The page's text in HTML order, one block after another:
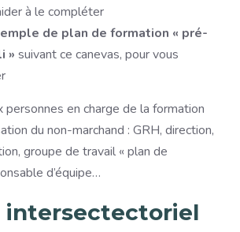
à le compléter
de plan de formation « pré-
» suivant ce canevas, pour vous
personnes en charge de la formation
du non-marchand : GRH, direction,
groupe de travail « plan de
d’équipe…
intersectectoriel